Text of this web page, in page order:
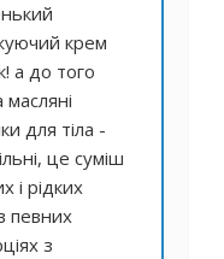
крем
а до того
для тіла -
це суміш
і рідких
певних
з